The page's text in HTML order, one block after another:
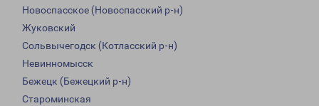
Новоспасское (Новоспасский р-н)
Жуковский
Сольвычегодск (Котласский р-н)
Невинномысск
Бежецк (Бежецкий р-н)
Староминская